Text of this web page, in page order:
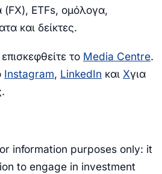
ETFs, ομόλογα,
και δείκτες.
το Media Centre.
Instagram, LinkedIn και Xγια
information purposes only: it
to engage in investment